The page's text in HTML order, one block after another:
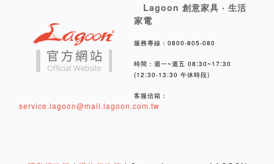
Lagoon 創意家具 ‧ 生活
家電
服務專線：0800-805-080
時間：週一~週五 08:30~17:30
(12:30-13:30 午休時段)
客服信箱：
service.lagoon@mail.lagoon.com.tw